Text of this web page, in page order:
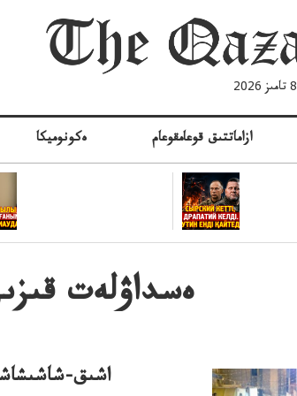
ەكونوميكا ازاماتتىق قوعامقوعام
ەسداۋلەت
اشىق-